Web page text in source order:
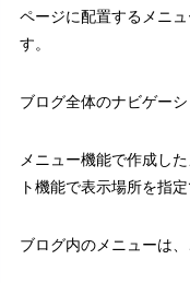
ページに配置するメニ
す。
ブログ全体のナビゲー
メニュー機能で作成し
ト機能で表示場所を指定
ブログ内のメニューは